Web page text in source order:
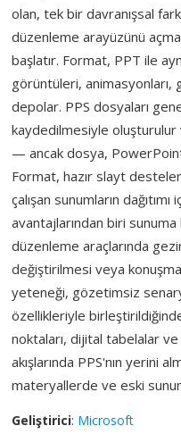
olan, tek bir davranışsal
düzenleme arayüzünü
başlatır. Format, PPT ile
görüntüleri, animasyonları,
depolar. PPS dosyaları
kaydedilmesiyle
— ancak dosya,
Format, hazır slayt
çalışan sunumların
avantajlarından biri sunuma
düzenleme araçlarında
değiştirilmesi veya
yeteneği, gözetimsiz
özellikleriyle
noktaları, dijital tabelalar
akışlarında PPS'nın yerini
materyallerde ve eski sunum
Geliştirici: Microsoft